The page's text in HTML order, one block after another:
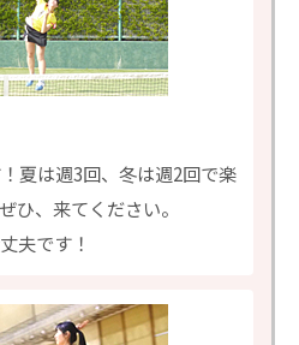
夏は週3回、冬は週2回で楽
ひ、来てください。
夫です！